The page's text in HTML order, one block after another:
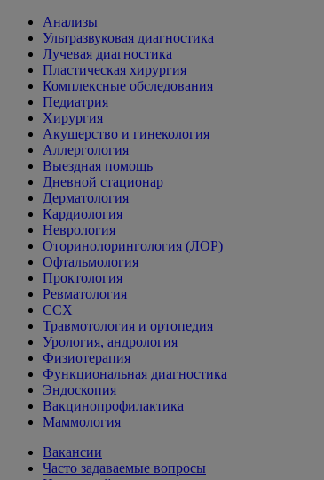
Анализы
Ультразвуковая диагностика
Лучевая диагностика
Пластическая хирургия
Комплексные обследования
Педиатрия
Хирургия
Акушерство и гинекология
Аллергология
Выездная помощь
Дневной стационар
Дерматология
Кардиология
Неврология
Оторинолорингология (ЛОР)
Офтальмология
Проктология
Ревматология
ССХ
Травмотология и ортопедия
Урология, андрология
Физиотерапия
Функциональная диагностика
Эндоскопия
Вакцинопрофилактика
Маммология
Вакансии
Часто задаваемые вопросы